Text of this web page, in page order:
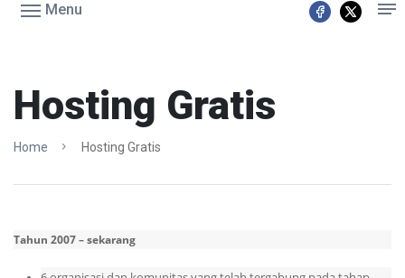
Menu
Hosting Gratis
Home Hosting Gratis
Tahun 2007 – sekarang